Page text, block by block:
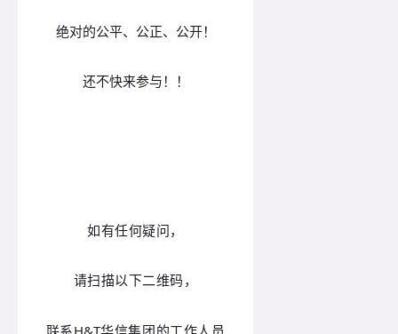
绝对的公平、公正、公开！
还不快来参与！！
如有任何疑问，
请扫描以下二维码，
联系H&T华信集团的工作人员